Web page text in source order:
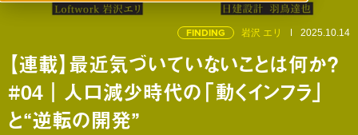
FINDING 岩沢 エリ 2025.10.14
【連載】最近気づいていないことは何か？
#04｜人口減少時代の「動くインフラ」
と“逆転の開発”